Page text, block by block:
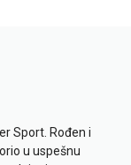
Sport. Rođen i
u uspešnu